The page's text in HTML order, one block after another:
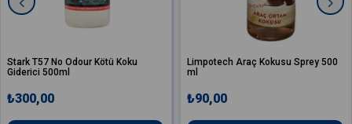
T57 No Odour Kötü Koku
500ml
Limpotech Araç Kokusu Sprey 500
ml
₺90,00